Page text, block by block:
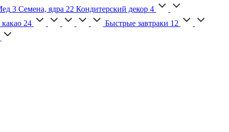
3 Семена, ядра 22 Кондитерский декор 4
24 Быстрые завтраки 12